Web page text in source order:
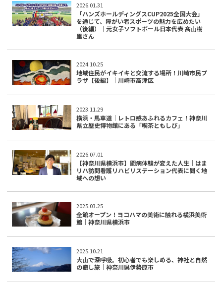
2026.01.31
「ハンズホールディングスCUP2025全国大会」
を通じて、障がい者スポーツの魅力を広めたい
（後編）｜元女子ソフトボール日本代表 髙山樹
里さん
2024.10.25
地域住民がイキイキと交流する場所！川崎市民プ
ラザ【後編】｜川崎市高津区
2023.11.29
横浜・馬車道｜レトロ感あふれるカフェ！神奈川
県立歴史博物館にある「喫茶ともしび」
2026.07.01
【神奈川県横浜市】闘病体験が変えた人生｜はま
リハ訪問看護リハビリステーション代表に聞く地
域への想い
2025.03.25
全館オープン！ヨコハマの美術に触れる横浜美術
館｜神奈川県横浜市
2025.10.21
大山で深呼吸。初心者でも楽しめる、神社と自然
の癒し旅｜神奈川県伊勢原市